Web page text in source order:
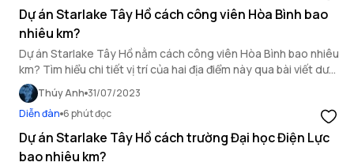
Dự án Starlake Tây Hồ cách công viên Hòa Bình bao
nhiêu km?
Dự án Starlake Tây Hồ nằm cách công viên Hòa Bình bao nhiêu
km? Tìm hiểu chi tiết vị trí của hai địa điểm này qua bài viết dưới
đây.
Thúy Anh 31/07/2023
Diễn đàn 6 phút đọc
Dự án Starlake Tây Hồ cách trường Đại học Điện Lực
bao nhiêu km?